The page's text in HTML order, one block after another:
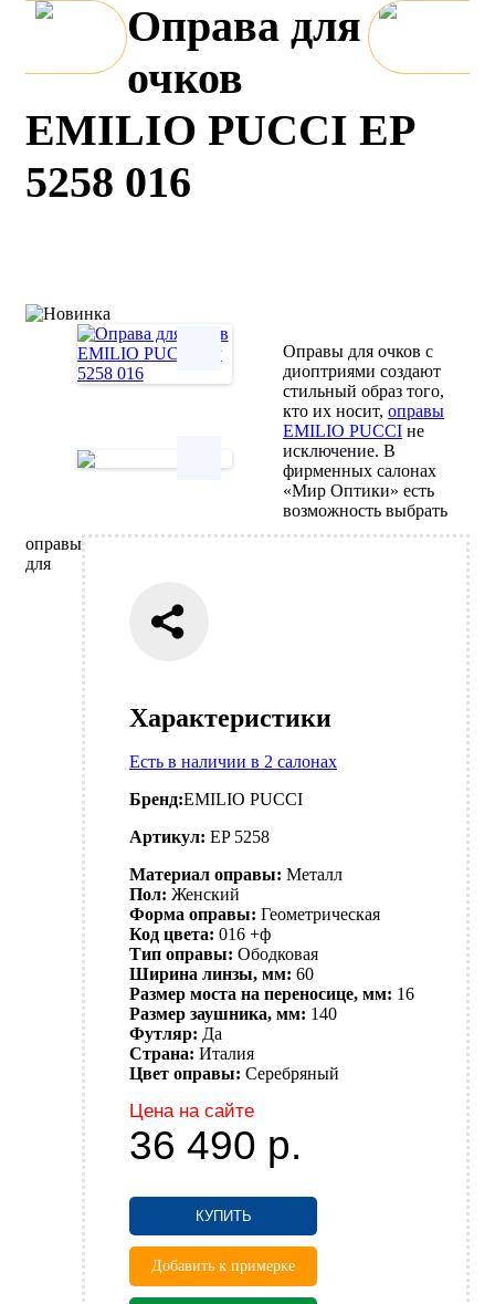
Оправа для
очков
EMILIO PUCCI EP
5258 016
Характеристики
Есть в наличии в 2 салонах
Бренд:EMILIO PUCCI
Артикул: EP 5258
Материал оправы: Металл
Пол: Женский
Форма оправы: Геометрическая
Код цвета: 016 +ф
Тип оправы: Ободковая
Ширина линзы, мм: 60
Размер моста на переносице, мм: 16
Размер заушника, мм: 140
Футляр: Да
Страна: Италия
Цвет оправы: Серебряный
Цена на сайте
36 490 р.
КУПИТЬ
Добавить к примерке
Оправы для очков с
диоптриями создают
стильный образ того,
кто их носит,оправы
EMILIO PUCCI не
исключение. В
фирменных салонах
«Мир Оптики» есть
возможность выбрать
оправы
для